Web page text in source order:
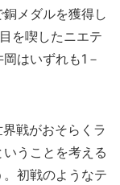
銅メダルを獲得し
を喫したニエテ
はいずれも1－
戦がおそらくラ
うことを考える
初戦のようなテ